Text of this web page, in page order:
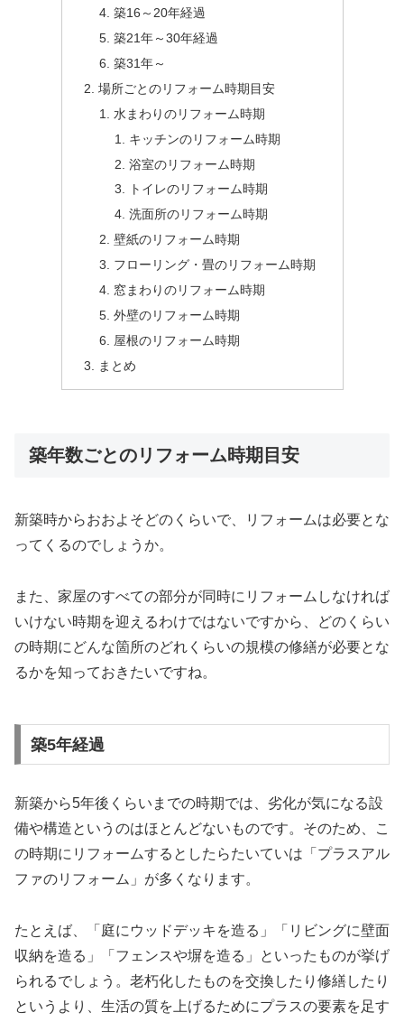
築16～20年経過
築21年～30年経過
築31年～
場所ごとのリフォーム時期目安
水まわりのリフォーム時期
キッチンのリフォーム時期
浴室のリフォーム時期
トイレのリフォーム時期
洗面所のリフォーム時期
壁紙のリフォーム時期
フローリング・畳のリフォーム時期
窓まわりのリフォーム時期
外壁のリフォーム時期
屋根のリフォーム時期
まとめ
築年数ごとのリフォーム時期目安
新築時からおおよそどのくらいで、リフォームは必要とな
ってくるのでしょうか。
また、家屋のすべての部分が同時にリフォームしなければ
いけない時期を迎えるわけではないですから、どのくらい
の時期にどんな箇所のどれくらいの規模の修繕が必要とな
るかを知っておきたいですね。
築5年経過
新築から5年後くらいまでの時期では、劣化が気になる設
備や構造というのはほとんどないものです。そのため、こ
の時期にリフォームするとしたらたいていは「プラスアル
ファのリフォーム」が多くなります。
たとえば、「庭にウッドデッキを造る」「リビングに壁面
収納を造る」「フェンスや塀を造る」といったものが挙げ
られるでしょう。老朽化したものを交換したり修繕したり
というより、生活の質を上げるためにプラスの要素を足す